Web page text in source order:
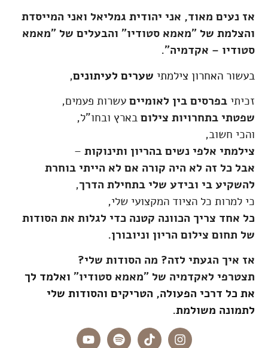
אז נעים מאוד, אני יהודית גמליאל ואני המייסדת
והצלמת של "מאמא סטודיו" והבעלים של "מאמא
סטודיו – אקדמיה".
בעשור האחרון צילמתי שערים לעיתונים,
זכיתי בפרסים בין לאומייםעשרות פעמים,
שפטתי בתחרויות צילוםבארץ ובחו"ל,
והכי חשוב,
צילמתי אלפי נשים בהריון ותינוקות –
אבל כל זה לא היה קורה אם לא הייתי בוחרת
להשקיע בי ובידע שלי בתחילת הדרך,
כי למרות כל הציוד המקצועי שלי,
כל אחד צריך הכוונה קטנה כדי לגלות את הסודות
של תחום צילום הריון וניובורן.
אז איך הגעתי לזה? מה הסודות שלי?
תצטרפי לאקדמיה של "מאמא סטודיו"ואלמד לך
את כל דרכי הפעולה, הטריקים והסודות שלי
לתמונה משולמת.